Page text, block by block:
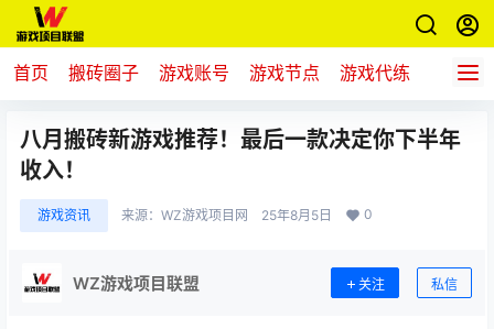
首页 搬砖圈子 游戏账号 游戏节点 游戏代练 新游推
八月搬砖新游戏推荐！最后一款决定你下半年
收入！
游戏资讯 来源： WZ游戏项目网 25年8月5日 0
WZ游戏项目联盟 关注 私信